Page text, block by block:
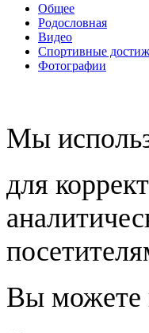
Общее
Родословная
Видео
Спортивные
Фотографии
Мы
для
Вы можете